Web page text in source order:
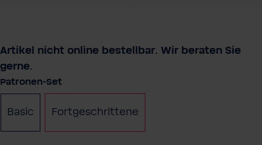
Artikel nicht online bestellbar. Wir beraten Sie
gerne.
Patronen-Setauswählen
Basic Fortgeschrittene